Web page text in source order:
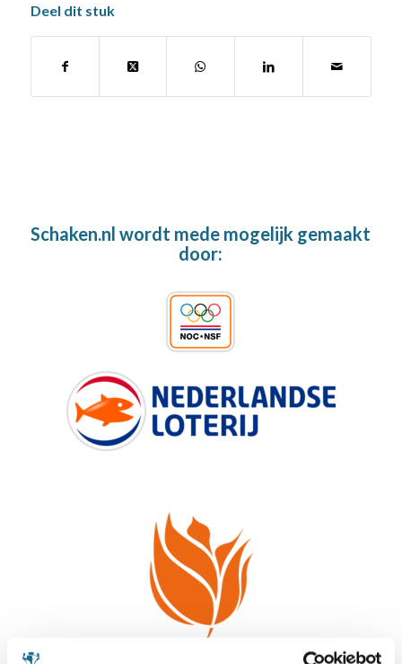
Deel dit stuk
Schaken.nl wordt mede mogelijk gemaakt
door: